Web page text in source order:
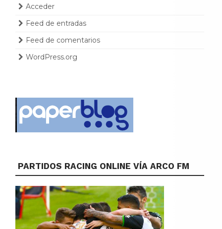
Acceder
Feed de entradas
Feed de comentarios
WordPress.org
PARTIDOS RACING ONLINE VÍA ARCO FM